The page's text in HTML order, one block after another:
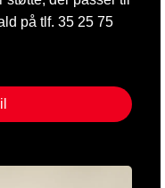
på tlf. 35 25 75